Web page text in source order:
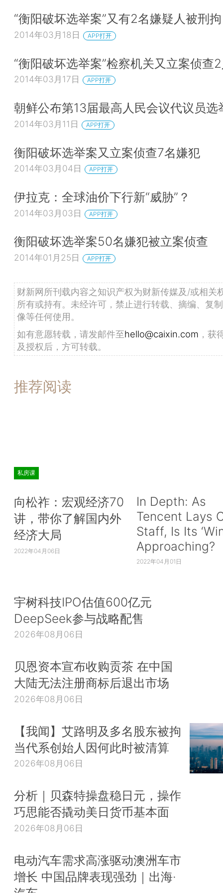
“衡阳破坏选举案”又有2名嫌疑人被刑拘
2014年03月18日 APP打开
“衡阳破坏选举案”检察机关又立案侦查2
2014年03月17日 APP打开
朝鲜公布第13届最高人民会议代议员选
2014年03月11日 APP打开
衡阳破坏选举案又立案侦查7名嫌犯
2014年03月04日 APP打开
伊拉克：全球油价下行新“威胁”？
2014年03月03日 APP打开
衡阳破坏选举案50名嫌犯被立案侦查
2014年01月25日 APP打开
财新网所刊载内容之知识产权为财新传媒及/或相关
所有或持有。未经许可，禁止进行转载、摘编、复
像等任何使用。
如有意愿转载，请发邮件至hello@caixin.com ，获
及授权后，方可转载。
推荐阅读
私房课
向松祚：宏观经济70
讲，带你了解国内外
经济大局
2022年04月06日
In Depth: As
Tencent Lays
Staff, Is Its
Approaching?
2022年04月01日
宇树科技IPO估值600亿元
DeepSeek参与战略配售
2026年08月06日
贝恩资本宣布收购贡茶 在中国
大陆无法注册商标后退出市场
2026年08月06日
【我闻】艾路明及多名股东被拘
当代系创始人因何此时被清算
2026年08月06日
分析｜贝森特操盘稳日元，操作
巧思能否撬动美日货币基本面
2026年08月06日
电动汽车需求高涨驱动澳洲车市
增长 中国品牌表现强劲｜出海·